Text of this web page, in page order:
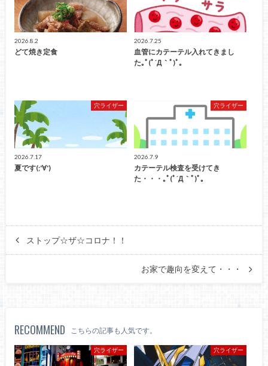
2026.8.2
どて焼き定食
2026.7.25
血管にカテーテル入れてきまし
た｡ﾟ(ﾟ´Д｀ﾟ)ﾟ｡
穴ライザー
2026.7.17
夏です(;'∀')
穴ライザー
2026.7.9
カテーテル検査を受けてき
た・・・｡ﾟ(ﾟ´Д｀ﾟ)ﾟ｡
ストップ☆ザ☆コロナ！！
お家で趣向を変えて・・・
RECOMMEND こちらの記事も人気です。
穴ライザー 穴ライザー